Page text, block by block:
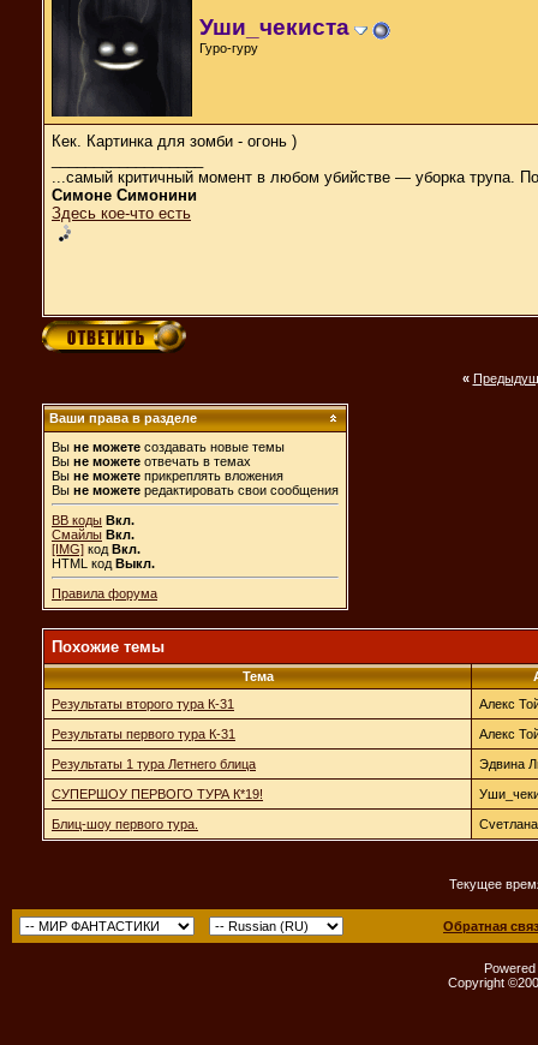
Уши_чекиста
Гуро-гуру
Кек. Картинка для зомби - огонь )
...самый критичный момент в любом убийстве — уборка трупа.
Симоне Симонини
Здесь кое-что есть
«
Ваши права в разделе
Вы не можете создавать новые темы
Вы не можете отвечать в темах
Вы не можете прикреплять вложения
Вы не можете редактировать свои сообщения
BB коды Вкл.
Смайлы Вкл.
[IMG] код Вкл.
HTML код Выкл.
Правила форума
Похожие темы
Тема
Результаты второго тура К-31
Алекс
Результаты первого тура К-31 Алекс
Результаты 1 тура Летнего блица Эдвина
СУПЕРШОУ ПЕРВОГО ТУРА К*19!
Блиц-шоу первого тура. Cveтлана
Текущее
Обратная
Copyright